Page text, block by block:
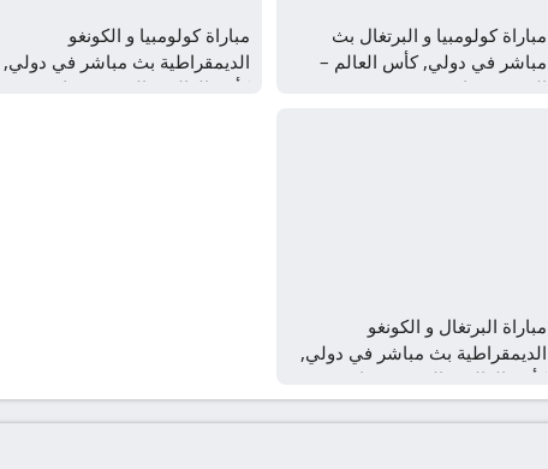
مباراة كولومبيا و البرتغال بث
مباشر في دولي, كأس العالم –
المجموعة ك
مباراة كولومبيا و الكونغو
الديمقراطية بث مباشر في دولي,
كأس العالم – المجموعة ك
مباراة البرتغال و الكونغو
الديمقراطية بث مباشر في دولي,
كأس العالم – المجموعة ك